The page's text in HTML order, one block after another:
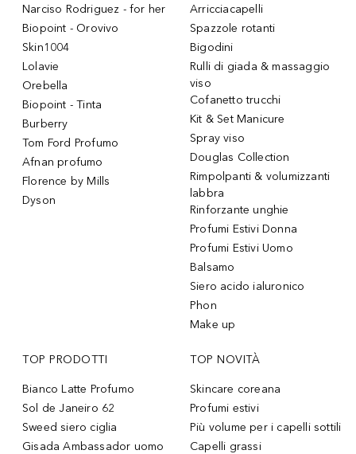
Narciso Rodriguez - for her
Biopoint - Orovivo
Skin1004
Lolavie
Orebella
Biopoint - Tinta
Burberry
Tom Ford Profumo
Afnan profumo
Florence by Mills
Dyson
Arricciacapelli
Spazzole rotanti
Bigodini
Rulli di giada & massaggio
viso
Cofanetto trucchi
Kit & Set Manicure
Spray viso
Douglas Collection
Rimpolpanti & volumizzanti
labbra
Rinforzante unghie
Profumi Estivi Donna
Profumi Estivi Uomo
Balsamo
Siero acido ialuronico
Phon
Make up
TOP PRODOTTI
Bianco Latte Profumo
Sol de Janeiro 62
Sweed siero ciglia
Gisada Ambassador uomo
TOP NOVITÀ
Skincare coreana
Profumi estivi
Più volume per i capelli sottili
Capelli grassi